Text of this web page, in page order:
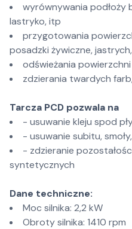
wyrównywania podłoży
lastryko, itp
przygotowania
posadzki żywiczne,
odświeżania
zdzierania twardych
Tarcza PCD pozwala na
- usuwanie kleju spod
- usuwanie subitu,
- zdzieranie
syntetycznych
Dane techniczne:
Moc silnika: 2,2 kW
Obroty silnika: 1410 rpm